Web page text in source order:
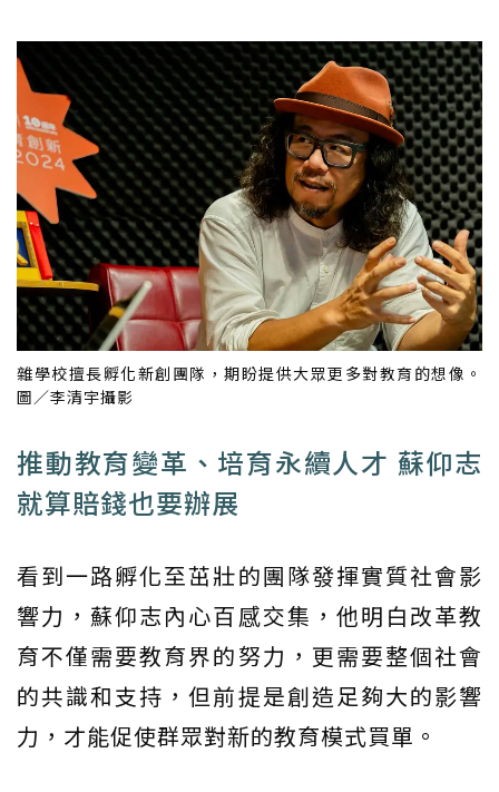
雜學校擅長孵化新創團隊，期盼提供大眾更多對教育的想像。
圖／李清宇攝影
推動教育變革、培育永續人才 蘇仰志
就算賠錢也要辦展
看到一路孵化至茁壯的團隊發揮實質社會影
響力，蘇仰志內心百感交集，他明白改革教
育不僅需要教育界的努力，更需要整個社會
的共識和支持，但前提是創造足夠大的影響
力，才能促使群眾對新的教育模式買單。